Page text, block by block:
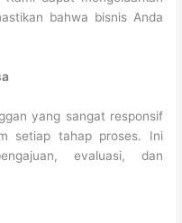
bahwa bisnis Anda
yang sangat responsif
setiap tahap proses. Ini
evaluasi, dan